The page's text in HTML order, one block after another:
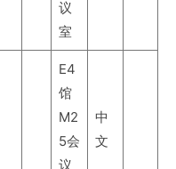
议
室
E4
馆
M2
5会
议
中
文